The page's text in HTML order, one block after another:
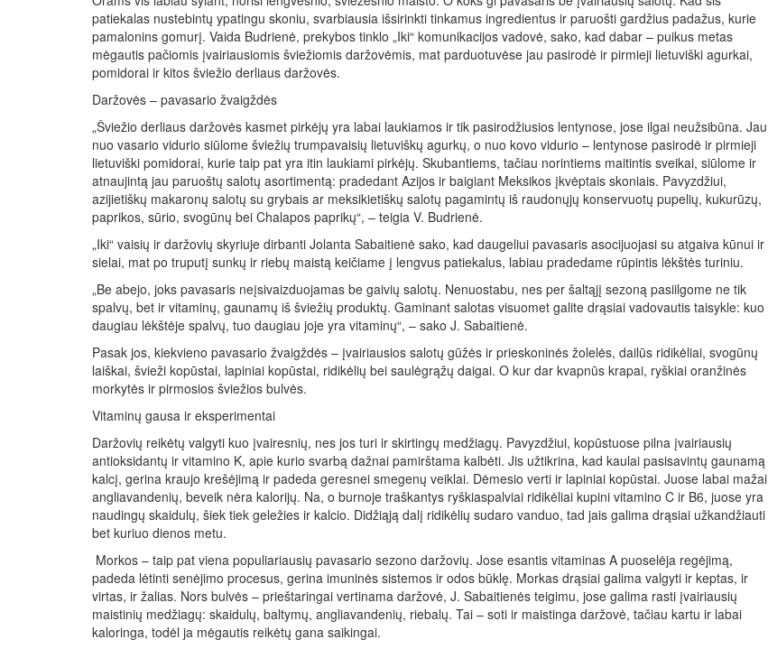
patiekalas nustebintų ypatingu skoniu, svarbiausia išsirinkti tinkamus ingredientus ir paruošti gardžius padažus, kurie
pamalonins gomurį. Vaida Budrienė, prekybos tinklo „Iki“ komunikacijos vadovė, sako, kad dabar – puikus metas
mėgautis pačiomis įvairiausiomis šviežiomis daržovėmis, mat parduotuvėse jau pasirodė ir pirmieji lietuviški agurkai,
pomidorai ir kitos šviežio derliaus daržovės.
Daržovės – pavasario žvaigždės
„Šviežio derliaus daržovės kasmet pirkėjų yra labai laukiamos ir tik pasirodžiusios lentynose, jose ilgai neužsibūna. Jau
nuo vasario vidurio siūlome šviežių trumpavaisių lietuviškų agurkų, o nuo kovo vidurio – lentynose pasirodė ir pirmieji
lietuviški pomidorai, kurie taip pat yra itin laukiami pirkėjų. Skubantiems, tačiau norintiems maitintis sveikai, siūlome ir
atnaujintą jau paruoštų salotų asortimentą: pradedant Azijos ir baigiant Meksikos įkvėptais skoniais. Pavyzdžiui,
azijietiškų makaronų salotų su grybais ar meksikietiškų salotų pagamintų iš raudonųjų konservuotų pupelių, kukurūzų,
paprikos, sūrio, svogūnų bei Chalapos paprikų“, – teigia V. Budrienė.
„Iki“ vaisių ir daržovių skyriuje dirbanti Jolanta Sabaitienė sako, kad daugeliui pavasaris asocijuojasi su atgaiva kūnui ir
sielai, mat po truputį sunkų ir riebų maistą keičiame į lengvus patiekalus, labiau pradedame rūpintis lėkštės turiniu.
„Be abejo, joks pavasaris neįsivaizduojamas be gaivių salotų. Nenuostabu, nes per šaltąjį sezoną pasiilgome ne tik
spalvų, bet ir vitaminų, gaunamų iš šviežių produktų. Gaminant salotas visuomet galite drąsiai vadovautis taisykle: kuo
daugiau lėkštėje spalvų, tuo daugiau joje yra vitaminų“, – sako J. Sabaitienė.
Pasak jos, kiekvieno pavasario žvaigždės – įvairiausios salotų gūžės ir prieskoninės žolelės, dailūs ridikėliai, svogūnų
laiškai, švieži kopūstai, lapiniai kopūstai, ridikėlių bei saulėgrąžų daigai. O kur dar kvapnūs krapai, ryškiai oranžinės
morkytės ir pirmosios šviežios bulvės.
Vitaminų gausa ir eksperimentai
Daržovių reikėtų valgyti kuo įvairesnių, nes jos turi ir skirtingų medžiagų. Pavyzdžiui, kopūstuose pilna įvairiausių
antioksidantų ir vitamino K, apie kurio svarbą dažnai pamirštama kalbėti. Jis užtikrina, kad kaulai pasisavintų gaunamą
kalcį, gerina kraujo krešėjimą ir padeda geresnei smegenų veiklai. Dėmesio verti ir lapiniai kopūstai. Juose labai mažai
angliavandenių, beveik nėra kalorijų. Na, o burnoje traškantys ryškiaspalviai ridikėliai kupini vitamino C ir B6, juose yra
naudingų skaidulų, šiek tiek geležies ir kalcio. Didžiąją dalį ridikėlių sudaro vanduo, tad jais galima drąsiai užkandžiauti
bet kuriuo dienos metu.
Morkos – taip pat viena populiariausių pavasario sezono daržovių. Jose esantis vitaminas A puoselėja regėjimą,
padeda lėtinti senėjimo procesus, gerina imuninės sistemos ir odos būklę. Morkas drąsiai galima valgyti ir keptas, ir
virtas, ir žalias. Nors bulvės – prieštaringai vertinama daržovė, J. Sabaitienės teigimu, jose galima rasti įvairiausių
maistinių medžiagų: skaidulų, baltymų, angliavandenių, riebalų. Tai – soti ir maistinga daržovė, tačiau kartu ir labai
kaloringa, todėl ja mėgautis reikėtų gana saikingai.